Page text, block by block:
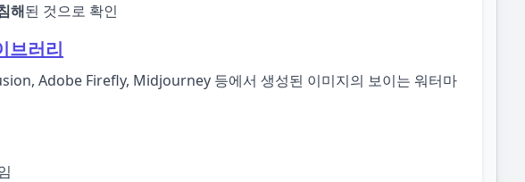
해된 것으로 확인
브러리
Adobe Firefly, Midjourney 등에서 생성된 이미지의 보이는 워터마